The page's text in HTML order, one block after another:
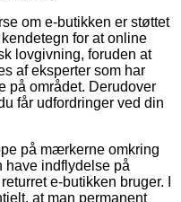
om e-butikken er støttet
for at online
lovgivning, foruden at
af eksperter som har
på området. Derudover
får udfordringer ved din
på mærkerne omkring
indflydelse på
e-butikken bruger. I
at man permanent